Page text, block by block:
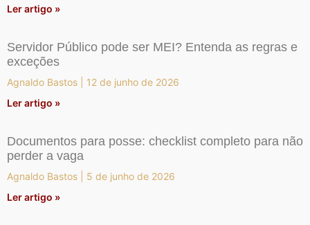
Ler artigo »
Servidor Público pode ser MEI? Entenda as regras e
exceções
Agnaldo Bastos
12 de junho de 2026
Ler artigo »
Documentos para posse: checklist completo para não
perder a vaga
Agnaldo Bastos
5 de junho de 2026
Ler artigo »